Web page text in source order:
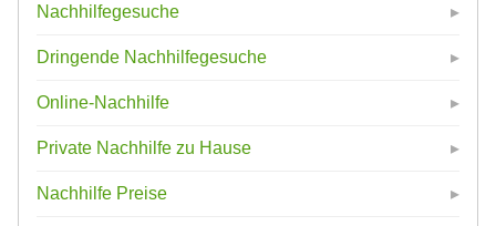
Nachhilfegesuche
Dringende Nachhilfegesuche
Online-Nachhilfe
Private Nachhilfe zu Hause
Nachhilfe Preise